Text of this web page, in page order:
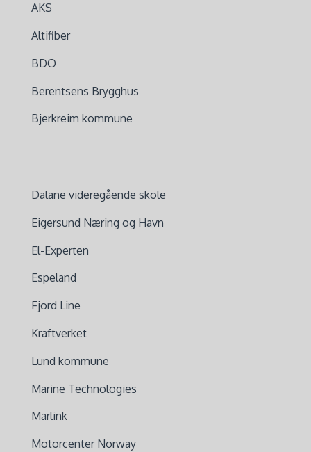
AKS
Altifiber
BDO
Berentsens Brygghus
Bjerkreim kommune
Dalane videregående skole
Eigersund Næring og Havn
El-Experten
Espeland
Fjord Line
Kraftverket
Lund kommune
Marine Technologies
Marlink
Motorcenter Norway